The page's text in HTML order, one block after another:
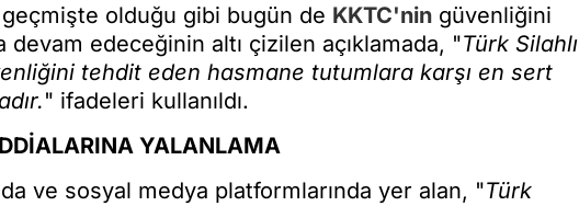
olduğu gibi bugün de KKTC'nin güvenliğini
devam edeceğinin altı çizilen açıklamada, "Türk Silahlı
tehdit eden hasmane tutumlara karşı en sert
" ifadeleri kullanıldı.
YALANLAMA
ve sosyal medya platformlarında yer alan, "Türk